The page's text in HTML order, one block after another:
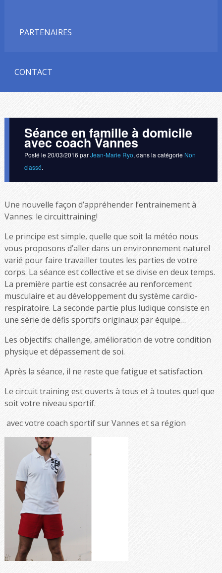
PARTENAIRES
CONTACT
Séance en famille à domicile
avec coach Vannes
Posté le 20/03/2016 parJean-Marie Ryo, dans la catégorie Non
classé.
Une nouvelle façon d’appréhender l’entrainement à
Vannes: le circuittraining!
Le principe est simple, quelle que soit la météo nous
vous proposons d’aller dans un environnement naturel
varié pour faire travailler toutes les parties de votre
corps. La séance est collective et se divise en deux temps.
La première partie est consacrée au renforcement
musculaire et au développement du système cardio-
respiratoire. La seconde partie plus ludique consiste en
une série de défis sportifs originaux par équipe…
Les objectifs: challenge, amélioration de votre condition
physique et dépassement de soi.
Après la séance, il ne reste que fatigue et satisfaction.
Le circuit training est ouverts à tous et à toutes quel que
soit votre niveau sportif.
avec votre coach sportif sur Vannes et sa région